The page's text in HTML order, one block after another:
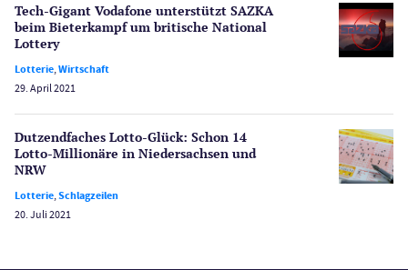
Spielerschutz
Sport
Wetten
Wirtschaft
Casino Testberichte
Bonus Ohne Einzahlung
Tech-Gigant Vodafone unterstützt SAZKA
beim Bieterkampf um britische National
Lottery
Lotterie,Wirtschaft
29. April 2021
Dutzendfaches Lotto-Glück: Schon 14
Lotto-Millionäre in Niedersachsen und
NRW
Lotterie,Schlagzeilen
20. Juli 2021